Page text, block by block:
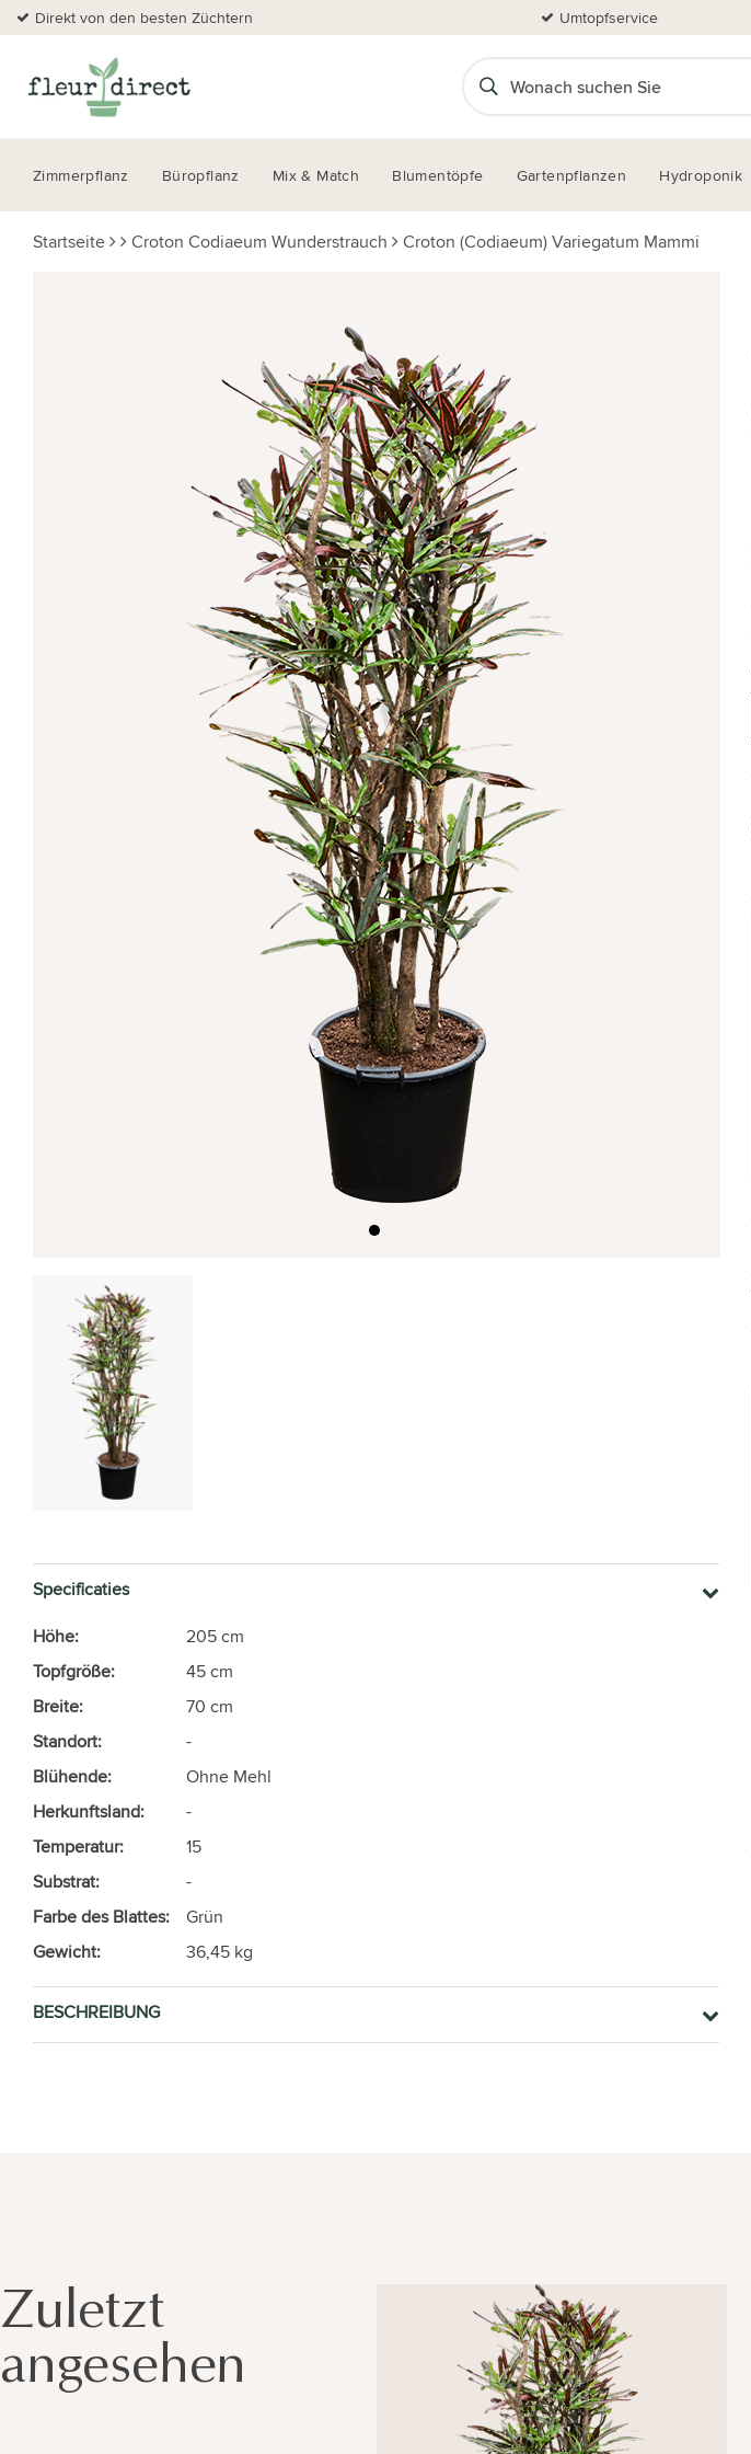
Direkt von den besten Züchtern Umtopfservice
Zimmerpflanz Büropflanz Mix & Match Blumentöpfe Gartenpflanzen Hydroponik
Startseite Croton Codiaeum Wunderstrauch Croton (Codiaeum) Variegatum Mammi
Specificaties
Höhe:
205 cm
Topfgröße:
45 cm
Breite:
70 cm
Standort:
-
Blühende:
Ohne Mehl
Herkunftsland:
-
Temperatur:
15
Substrat:
-
Farbe des Blattes:
Grün
Gewicht:
36,45 kg
BESCHREIBUNG
Zuletzt
angesehen